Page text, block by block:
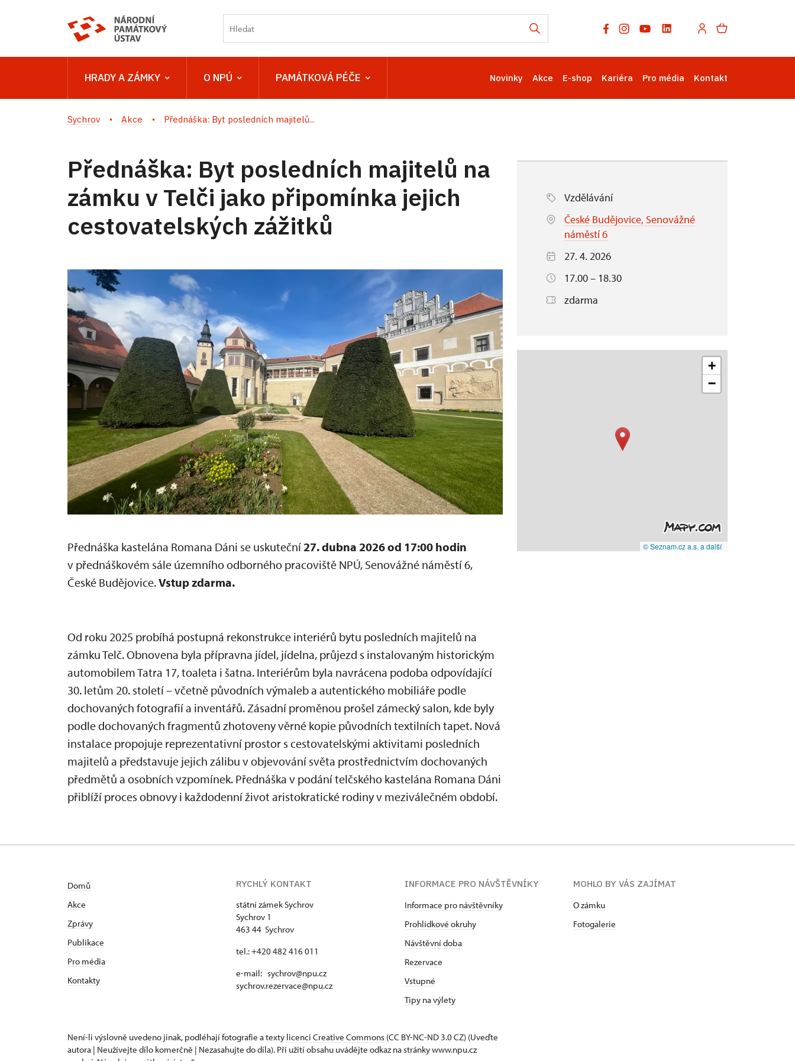
HRADY A ZÁMKY O NPÚ PAMÁTKOVÁ PÉČE Novinky Akce E-shop Kariéra Pro média Kontakt
Sychrov Akce Přednáška: Byt posledních majitelů...
Přednáška: Byt posledních majitelů na
zámku v Telči jako připomínka jejich
cestovatelských zážitků
Přednáška kastelána Romana Dáni se uskuteční27. dubna 2026 od 17:00 hodin
v přednáškovém sále územního odborného pracoviště NPÚ, Senovážné náměstí 6,
České Budějovice.Vstup zdarma.
Od roku 2025 probíhá postupná rekonstrukce interiérů bytu posledních majitelů na
zámku Telč. Obnovena byla přípravna jídel, jídelna, průjezd s instalovaným historickým
automobilem Tatra 17, toaleta i šatna. Interiérům byla navrácena podoba odpovídající
30. letům 20. století – včetně původních výmaleb a autentického mobiliáře podle
dochovaných fotografií a inventářů. Zásadní proměnou prošel zámecký salon, kde byly
podle dochovaných fragmentů zhotoveny věrné kopie původních textilních tapet. Nová
instalace propojuje reprezentativní prostor s cestovatelskými aktivitami posledních
majitelů a představuje jejich zálibu v objevování světa prostřednictvím dochovaných
předmětů a osobních vzpomínek. Přednáška v podání telčského kastelána Romana Dáni
přiblíží proces obnovy i každodenní život aristokratické rodiny v meziválečném období.
Vzdělávání
České Budějovice, Senovážné
náměstí 6
27. 4. 2026
17.00 – 18.30
zdarma
+
−
© Seznam.cz a.s. a další
Domů
Akce
Zprávy
Publikace
Pro média
Kontakty
RYCHLÝ KONTAKT
státní zámek Sychrov
Sychrov 1
463 44 Sychrov
tel.: +420 482 416 011
e-mail: sychrov@npu.cz
sychrov.rezervace@npu.cz
INFORMACE PRO NÁVŠTĚVNÍKY
Informace pro návštěvníky
Prohlídkové okruhy
Návštěvní doba
Rezervace
Vstupné
Tipy na výlety
MOHLO BY VÁS ZAJÍMAT
O zámku
Fotogalerie
Není-li výslovně uvedeno jinak, podléhají fotografie a texty licenci Creative Commons (CC BY-NC-ND 3.0 CZ) (Uveďte
autora | Neužívejte dílo komerčně | Nezasahujte do díla). Při užití obsahu uvádějte odkaz na stránky www.npu.cz